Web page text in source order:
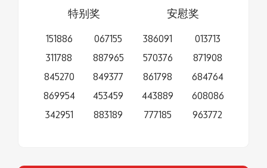
特别奖
151886
311788
845270
869954
342951
067155
887965
849377
453459
883189
安慰奖
386091
570376
861798
443889
777185
013713
871908
684764
608086
963772